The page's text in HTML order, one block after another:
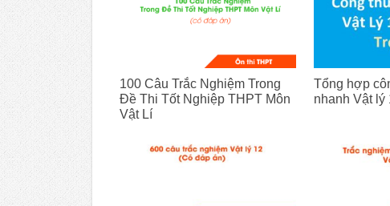
100 Câu Trắc Nghiệm Trong
Đề Thi Tốt Nghiệp THPT Môn
Vật Lí
Tổng hợp
nhanh Vật lý